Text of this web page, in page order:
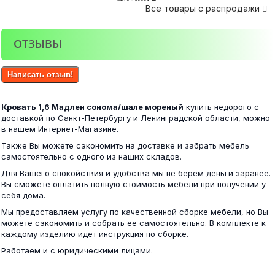
Юнона Кровать 1,6 с основанием венге/дуб
КР 552 Бася ЛДСП кровать с прикр.бл...
Стол компьютерный №8 венге/белфорд
10 100 ₽
Комод Катрин 3 крафт/белый
6 900 ₽
Все товары с распродажи 
ОТЗЫВЫ
Написать отзыв!
Кровать 1,6 Мадлен сонома/шале мореный купить недорого с
доставкой по Санкт-Петербургу и Ленинградской области, можно
в нашем Интернет-Магазине.
Также Вы можете сэкономить на доставке и забрать мебель
самостоятельно с одного из наших складов.
Для Вашего спокойствия и удобства мы не берем деньги заранее.
Вы сможете оплатить полную стоимость мебели при получении у
себя дома.
Мы предоставляем услугу по качественной сборке мебели, но Вы
можете сэкономить и собрать ее самостоятельно. В комплекте к
каждому изделию идет инструкция по сборке.
Работаем и с юридическими лицами.